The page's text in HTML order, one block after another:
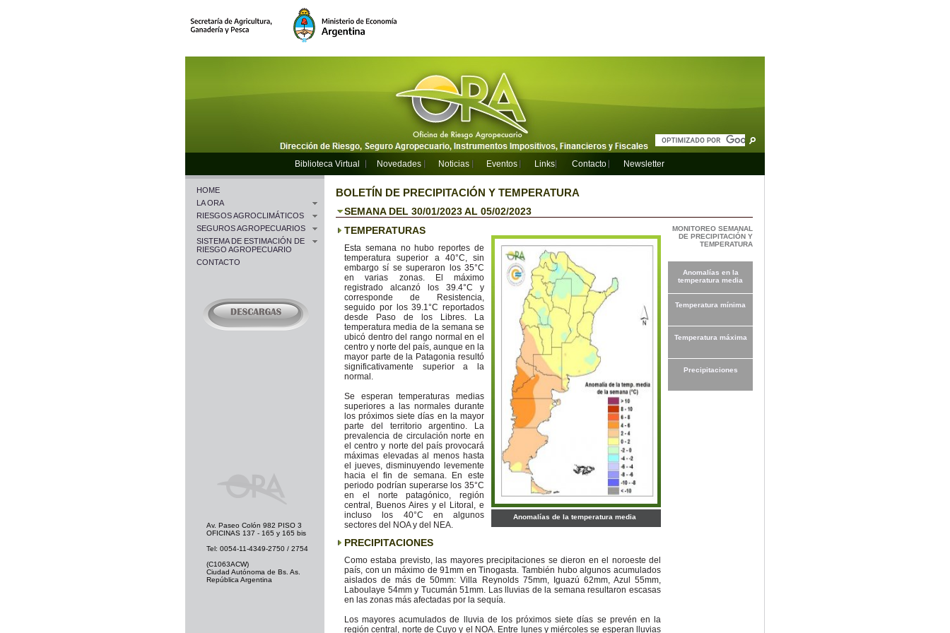
Biblioteca Virtual Novedades Noticias Eventos Links Contacto Newsletter
HOME
LA ORA
RIESGOS AGROCLIMÁTICOS
SEGUROS AGROPECUARIOS
SISTEMA DE ESTIMACIÓN DE
RIESGO AGROPECUARIO
CONTACTO
BOLETÍN DE PRECIPITACIÓN Y TEMPERATURA
SEMANA DEL 30/01/2023 AL 05/02/2023
MONITOREO SEMANAL
DE PRECIPITACIÓN Y
TEMPERATURA
Anomalías en la
temperatura media
Temperatura mínima
Temperatura máxima
Precipitaciones
Anomalías de la temperatura media
TEMPERATURAS
Esta semana no hubo reportes de
temperatura superior a 40°C, sin
embargo sí se superaron los 35°C
en varias zonas. El máximo
registrado alcanzó los 39.4°C y
corresponde de Resistencia,
seguido por los 39.1°C reportados
desde Paso de los Libres. La
temperatura media de la semana se
ubicó dentro del rango normal en el
centro y norte del país, aunque en la
mayor parte de la Patagonia resultó
significativamente superior a la
normal.
Se esperan temperaturas medias
superiores a las normales durante
los próximos siete días en la mayor
parte del territorio argentino. La
prevalencia de circulación norte en
el centro y norte del país provocará
máximas elevadas al menos hasta
el jueves, disminuyendo levemente
hacia el fin de semana. En este
periodo podrían superarse los 35°C
en el norte patagónico, región
central, Buenos Aires y el Litoral, e
incluso los 40°C en algunos
sectores del NOA y del NEA.
PRECIPITACIONES
Como estaba previsto, las mayores precipitaciones se dieron en el noroeste del
país, con un máximo de 91mm en Tinogasta. También hubo algunos acumulados
aislados de más de 50mm: Villa Reynolds 75mm, Iguazú 62mm, Azul 55mm,
Laboulaye 54mm y Tucumán 51mm. Las lluvias de la semana resultaron escasas
en las zonas más afectadas por la sequía.
Los mayores acumulados de lluvia de los próximos siete días se prevén en la
región central, norte de Cuyo y el NOA. Entre lunes y miércoles se esperan lluvias
Av. Paseo Colón 982 PISO 3
OFICINAS 137 - 165 y 165 bis
Tel: 0054-11-4349-2750 / 2754
(C1063ACW)
Ciudad Autónoma de Bs. As.
República Argentina